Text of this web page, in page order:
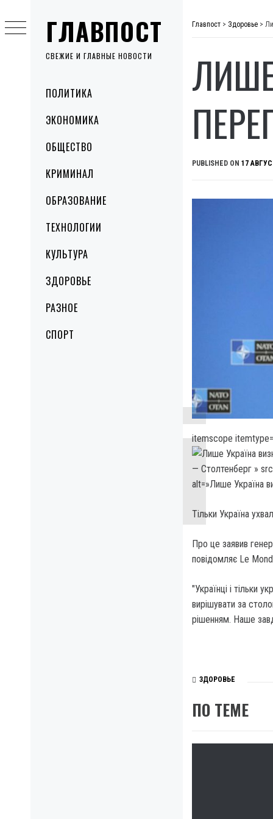
ГЛАВПОСТ
СВЕЖИЕ И ГЛАВНЫЕ НОВОСТИ
MenuПОЛИТИКА
ЭКОНОМИКА
ОБЩЕСТВО
КРИМИНАЛ
ОБРАЗОВАНИЕ
ТЕХНОЛОГИИ
КУЛЬТУРА
ЗДОРОВЬЕ
РАЗНОЕ
СПОРТ
to
content
Главпост > Здоровье >
PUBLISHED ON 17
itemscope
— Столтенберг »
alt=»Лише Україна
Тільки Україна
Про це заявив
повідомляє Le
"Українці і тільки
вирішувати за
рішенням. Наше
ЗДОРОВЬЕ
ПО ТЕМЕ